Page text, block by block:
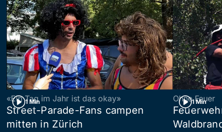
1 Min
«Ein Tag im Jahr ist das okay»
Street-Parade-Fans campen
mitten in Zürich
1 Min
Ohne Feuer